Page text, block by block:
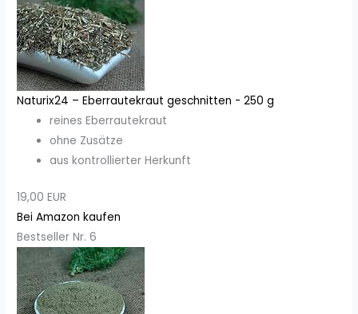
Naturix24 – Eberrautekraut geschnitten - 250 g
reines Eberrautekraut
ohne Zusätze
aus kontrollierter Herkunft
19,00 EUR
Bei Amazon kaufen
Bestseller Nr. 6